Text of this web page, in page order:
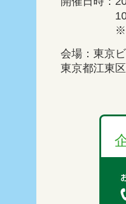
10:00
※最終
会場：東京
東京都江東